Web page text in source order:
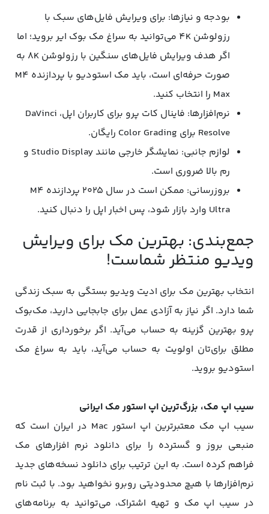
بودجه و نیازها: برای ویرایش فایل‌های سبک با
رزولوشن 4K می‌توانید به سراغ مک بوک ایر بروید؛ اما
اگر هدف ویرایش فایل‌های سنگین با رزولوشن 8K به
صورت حرفه‌ای است، باید مک استودیو با پردازنده M4
Max را انتخاب کنید.
نرم‌افزارها: فاینال کات پرو برای کاربران اپل، DaVinci
Resolve برای Color Grading رایگان.
لوازم جانبی: نمایشگر خارجی مانند Studio Display و
رم بالا ضروری است.
بروزرسانی: ممکن است در سال ۲۰۲۵ پردازنده M4
Ultra وارد بازار شود، پس اخبار اپل را دنبال کنید.
جمع‌بندی: بهترین مک برای ویرایش
ویدیو منتظر شماست!
انتخاب بهترین مک برای ادیت ویدیو بستگی به سبک زندگی
شما دارد. اگر نیاز به آزادی عمل برای جابجایی دارید، مک‌بوک
پرو بهترین گزینه به حساب می‌آید. اگر برخورداری از قدرت
مطلق برای‌تان اولویت به حساب می‌آید، باید به سراغ مک
استودیو بروید.
سیب اپ مک، بزرگ‌ترین اپ استور مک ایرانی
سیب اپ مک معتبرترین اپ استور Mac در ایران است که
منبعی بروز و گسترده را برای دانلود نرم افزارهای مک
فراهم کرده است. به این ترتیب برای دانلود نسخه‌های جدید
نرم‌افزارها با هیچ محدودیتی روبرو نخواهید بود. با ثبت نام
در سیب اپ مک و تهیه اشتراک، می‌توانید به برنامه‌های